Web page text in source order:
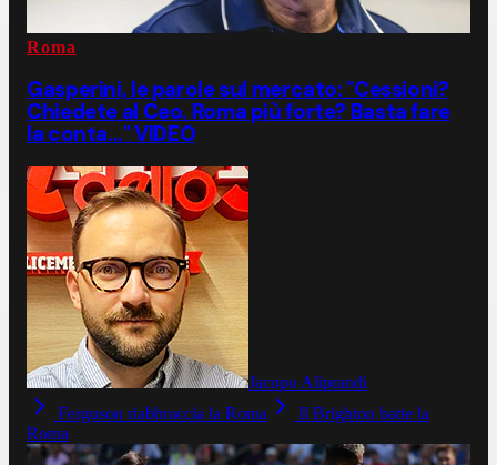
Roma
Gasperini, le parole sul mercato: "Cessioni?
Chiedete al Ceo. Roma più forte? Basta fare
la conta..." VIDEO
Jacopo Aliprandi
Ferguson riabbraccia la Roma
Il Brighton batte la
Roma